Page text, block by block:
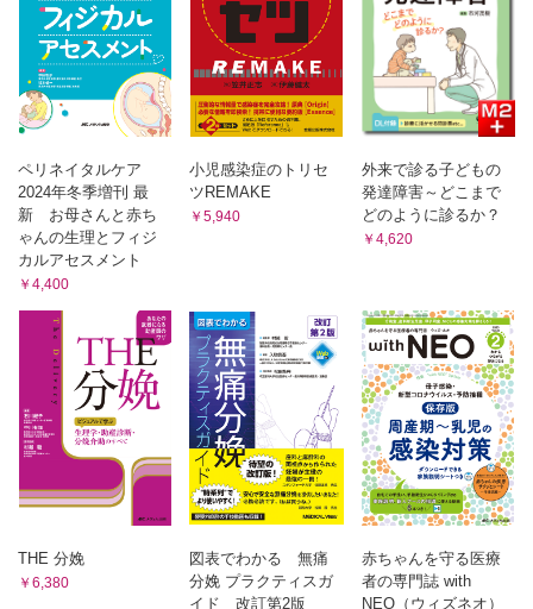
ペリネイタルケア
2024年冬季増刊 最
新 お母さんと赤ち
ゃんの生理とフィジ
カルアセスメント
￥4,400
小児感染症のトリセ
ツREMAKE
￥5,940
外来で診る子どもの
発達障害～どこまで
どのように診るか？
￥4,620
THE 分娩
￥6,380
図表でわかる 無痛
分娩 プラクティスガ
イド 改訂第2版
赤ちゃんを守る医療
者の専門誌 with
NEO（ウィズネオ）